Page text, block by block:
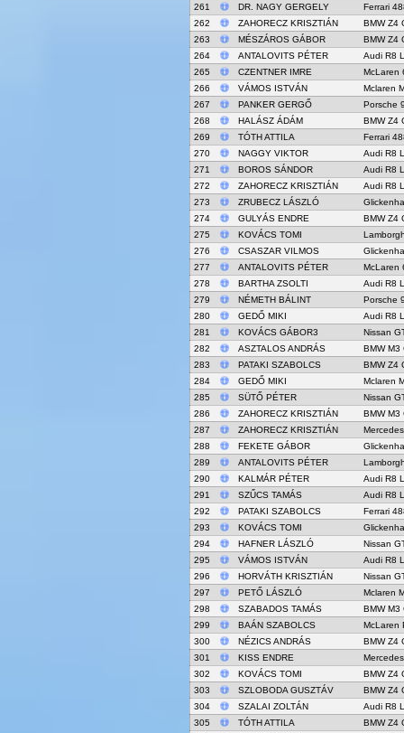
261
DR. NAGY GERGELY
Ferrari
262
ZAHORECZ KRISZTIÁN
BMW Z4
263
MÉSZÁROS GÁBOR
BMW Z4
264
ANTALOVITS PÉTER
Audi R8
265
CZENTNER IMRE
McLaren
266
VÁMOS ISTVÁN
Mclaren
267
PANKER GERGŐ
Porsche
268
HALÁSZ ÁDÁM
BMW Z4
269
TÓTH ATTILA
Ferrari
270
NAGGY VIKTOR
Audi R8
271
BOROS SÁNDOR
Audi R8
272
ZAHORECZ KRISZTIÁN
Audi R8
273
ZRUBECZ LÁSZLÓ
274
GULYÁS ENDRE
BMW Z4
275
KOVÁCS TOMI
276
CSASZAR VILMOS
277
ANTALOVITS PÉTER
McLaren
278
BARTHA ZSOLTI
Audi R8
279
NÉMETH BÁLINT
Porsche
280
GEDŐ MIKI
Audi R8
281
KOVÁCS GÁBOR3
Nissan
282
ASZTALOS ANDRÁS
BMW M3
283
PATAKI SZABOLCS
BMW Z4
284
GEDŐ MIKI
Mclaren
285
SÜTŐ PÉTER
Nissan
286
ZAHORECZ KRISZTIÁN
BMW M3
287
ZAHORECZ KRISZTIÁN
288
FEKETE GÁBOR
289
ANTALOVITS PÉTER
290
KALMÁR PÉTER
Audi R8
291
SZŰCS TAMÁS
Audi R8
292
PATAKI SZABOLCS
Ferrari
293
KOVÁCS TOMI
294
HAFNER LÁSZLÓ
Nissan
295
VÁMOS ISTVÁN
Audi R8
296
HORVÁTH KRISZTIÁN
Nissan
297
PETŐ LÁSZLÓ
Mclaren
298
SZABADOS TAMÁS
BMW M3
299
BAÁN SZABOLCS
McLaren
300
NÉZICS ANDRÁS
BMW Z4
301
KISS ENDRE
302
KOVÁCS TOMI
BMW Z4
303
SZLOBODA GUSZTÁV
BMW Z4
304
SZALAI ZOLTÁN
Audi R8
305
TÓTH ATTILA
BMW Z4